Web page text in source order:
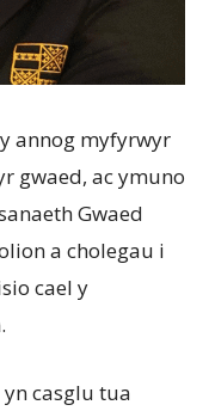
annog myfyrwyr
gwaed, ac ymuno
Gwaed
a cholegau i
cael y
casglu tua